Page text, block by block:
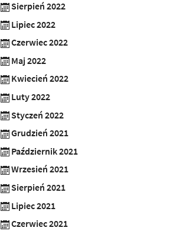
Sierpień 2022
Lipiec 2022
Czerwiec 2022
Maj 2022
Kwiecień 2022
Luty 2022
Styczeń 2022
Grudzień 2021
Październik 2021
Wrzesień 2021
Sierpień 2021
Lipiec 2021
Czerwiec 2021